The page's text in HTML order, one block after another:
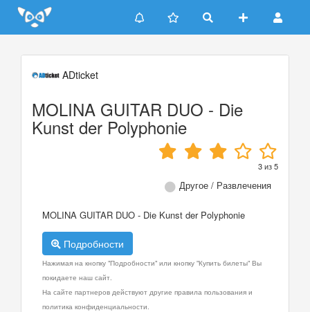
Update cookies preferences
ADticket
MOLINA GUITAR DUO - Die
Kunst der Polyphonie
3из5
Другое / Развлечения
MOLINA GUITAR DUO - Die Kunst der Polyphonie
Подробности
Нажимая на кнопку "Подробности" или кнопку "Купить билеты" Вы
покидаете наш сайт.
На сайте партнеров действуют другие правила пользования и
политика конфиденциальности.